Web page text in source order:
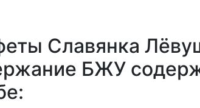
Славянка
БЖУ